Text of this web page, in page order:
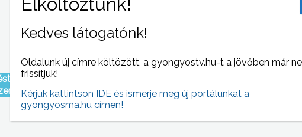
egy egri
este
egy kutyát
Gondozási Központ felújítása
Kedves látogatónk!
Oldalunk új címre költözött, a gyongyostv.hu-t a jövőben már
frissítjük!
Kérjük kattintson IDE és ismerje meg új portálunkat a
gyongyosma.hu címen!